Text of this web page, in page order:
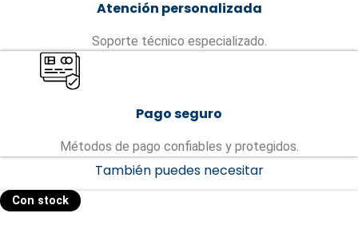
Atención personalizada
Soporte técnico especializado.
Pago seguro
Métodos de pago confiables y protegidos.
También puedes necesitar
Con stock